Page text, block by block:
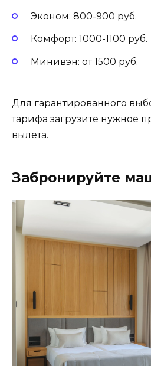
Эконом: 800-900 руб.
Комфорт: 1000-1100 руб.
Минивэн: от 1500 руб.
Для гарантированного
тарифа загрузите нужное
вылета.
Забронируйте